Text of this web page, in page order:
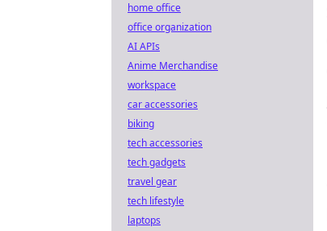
home office
office organization
AI APIs
Anime Merchandise
workspace
car accessories
biking
tech accessories
tech gadgets
travel gear
tech lifestyle
laptops